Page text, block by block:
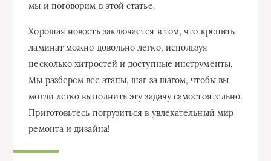
мы и поговорим в этой статье.
Хорошая новость заключается в том, что крепить
ламинат можно довольно легко, используя
несколько хитростей и доступные инструменты.
Мы разберем все этапы, шаг за шагом, чтобы вы
могли легко выполнить эту задачу самостоятельно.
Приготовьтесь погрузиться в увлекательный мир
ремонта и дизайна!